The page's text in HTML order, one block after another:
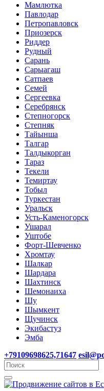
Мамлютка
Павлодар
Петропавловск
Приозерск
Риддер
Рудный
Сарань
Сарыагаш
Сатпаев
Семей
Сергеевка
Серебрянск
Степногорск
Степняк
Тайынша
Талгар
Талдыкорган
Тараз
Текели
Темиртау
Тобыл
Туркестан
Уральск
Усть-Каменогорск
Ушарал
Уштобе
Форт-Шевченко
Хромтау
Шалкар
Шардара
Шахтинск
Шемонаиха
Шу
Шымкент
Щучинск
Экибастуз
Эмба
+79109698625,71647